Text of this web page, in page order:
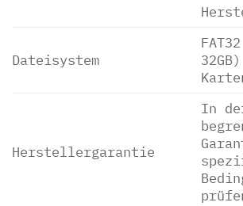
Dateisystem
Herstellergarantie
In